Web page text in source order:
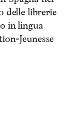
delle librerie
in lingua
Jeunesse